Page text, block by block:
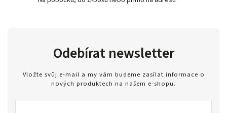
Odebírat newsletter
Vložte svůj e-mail a my vám budeme zasílat informace o
nových produktech na našem e-shopu.